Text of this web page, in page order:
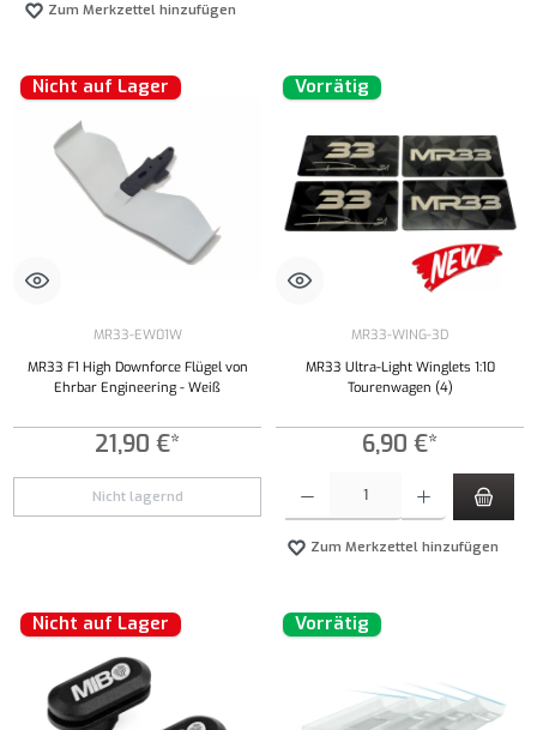
Zum Merkzettel hinzufügen
Nicht auf Lager
MR33-EW01W
MR33 F1 High Downforce Flügel von
Ehrbar Engineering - Weiß
21,90 €*
Nicht lagernd
Vorrätig
MR33-WING-3D
MR33 Ultra-Light Winglets 1:10
Tourenwagen (4)
6,90 €*
Zum Merkzettel hinzufügen
Nicht auf Lager Vorrätig